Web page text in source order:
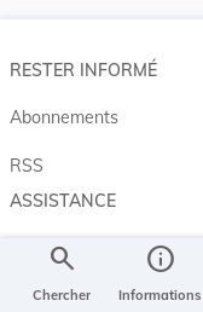
search
Chercher
info
Informations
RESTER INFORMÉ
Abonnements
RSS
ASSISTANCE
Aide et à propos
Projet Casemates